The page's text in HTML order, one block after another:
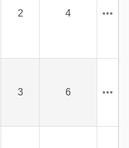
2 4
3 6